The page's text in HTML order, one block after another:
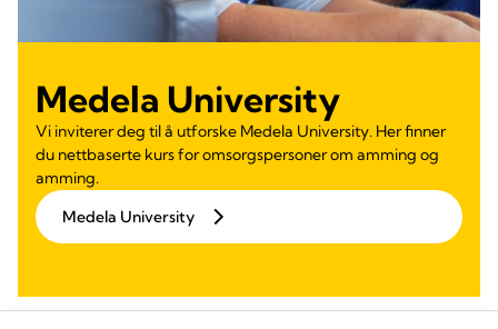
Medela University
Vi inviterer deg til å utforske Medela University. Her finner
du nettbaserte kurs for omsorgspersoner om amming og
amming.
Medela University